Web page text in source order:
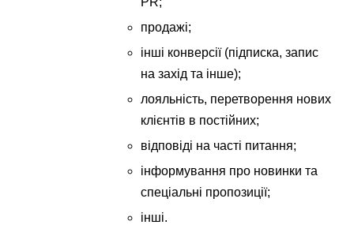
продажі;
інші конверсії (підписка, запис
на захід та інше);
лояльність, перетворення нових
клієнтів в постійних;
відповіді на часті питання;
інформування про новинки та
спеціальні пропозиції;
інші.